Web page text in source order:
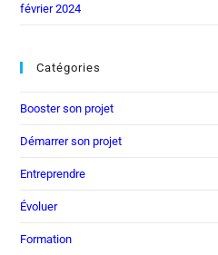
février 2024
Catégories
Booster son projet
Démarrer son projet
Entreprendre
Évoluer
Formation